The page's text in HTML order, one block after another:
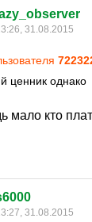
31.08.2015
ценник однако
мало кто
31.08.2015